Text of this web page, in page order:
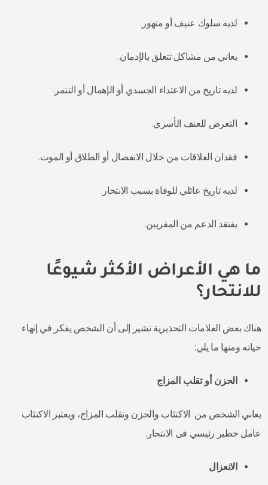
لديه سلوك عنيف أو متهور.
يعاني من مشاكل تتعلق بالإدمان.
لديه تاريخ من الاعتداء الجسدي أو الإهمال أو التنمر.
التعرض للعنف الأسري.
فقدان العلاقات من خلال الانفصال أو الطلاق أو الموت.
لديه تاريخ عائلي للوفاة بسبب الانتحار.
يفتقد الدعم من المقربين.
ما هي الأعراض الأكثر شيوعًا
للانتحار؟
هناك بعض العلامات التحذيرية تشير إلى أن الشخص يفكر في إنهاء
حياته ومنها ما يلي:
الحزن أو تقلب المزاج
يعاني الشخص من الاكتئاب والحزن وتقلب المزاج، ويعتبر الاكتئاب
عامل خطير رئيسي فى الانتحار.
الانعزال